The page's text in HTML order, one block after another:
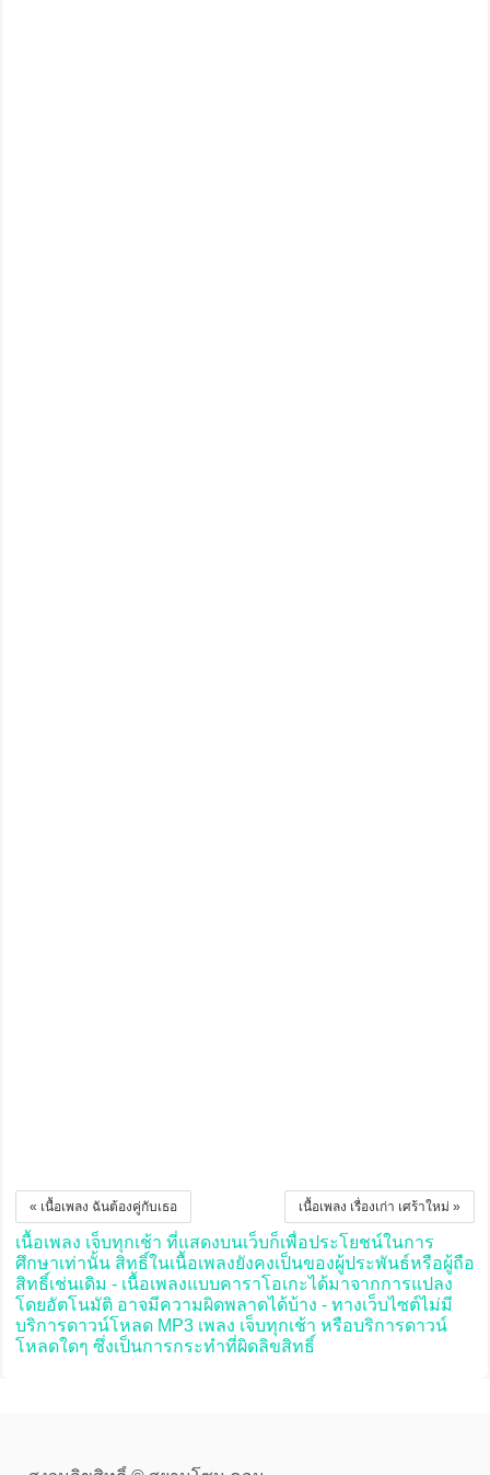
เนื้อเพลง เรื่องเก่า เศร้าใหม่ »
« เนื้อเพลง ฉันต้องคู่กับเธอ
เนื้อเพลง เจ็บทุกเช้า ที่แสดงบนเว็บก็เพื่อประโยชน์ในการ
ศึกษาเท่านั้น สิทธิ์ในเนื้อเพลงยังคงเป็นของผู้ประพันธ์หรือผู้ถือ
สิทธิ์เช่นเดิม - เนื้อเพลงแบบคาราโอเกะได้มาจากการแปลง
โดยอัตโนมัติ อาจมีความผิดพลาดได้บ้าง - ทางเว็บไซต์ไม่มี
บริการดาวน์โหลด MP3 เพลง เจ็บทุกเช้า หรือบริการดาวน์
โหลดใดๆ ซึ่งเป็นการกระทำที่ผิดลิขสิทธิ์